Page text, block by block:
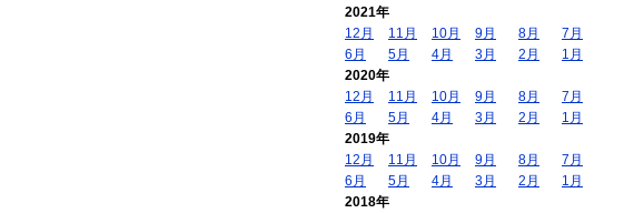
2021年
12月
11月 10月 9月 8月
7月
6月
5月 4月 3月 2月
1月
2020年
12月
11月 10月 9月 8月
7月
6月
5月 4月 3月 2月
1月
2019年
12月
11月 10月 9月 8月
7月
6月
5月 4月 3月 2月
1月
2018年